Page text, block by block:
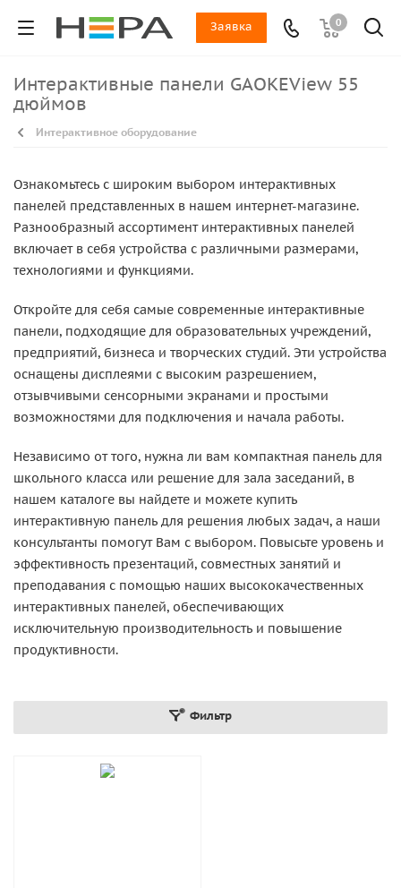
0
Заявка
Интерактивные панели GAOKEView 55
дюймов
Интерактивное оборудование
Ознакомьтесь с широким выбором интерактивных
панелей представленных в нашем интернет-магазине.
Разнообразный ассортимент интерактивных панелей
включает в себя устройства с различными размерами,
технологиями и функциями.
Откройте для себя самые современные интерактивные
панели, подходящие для образовательных учреждений,
предприятий, бизнеса и творческих студий. Эти устройства
оснащены дисплеями с высоким разрешением,
отзывчивыми сенсорными экранами и простыми
возможностями для подключения и начала работы.
Независимо от того, нужна ли вам компактная панель для
школьного класса или решение для зала заседаний, в
нашем каталоге вы найдете и можете купить
интерактивную панель для решения любых задач, а наши
консультанты помогут Вам с выбором. Повысьте уровень и
эффективность презентаций, совместных занятий и
преподавания с помощью наших высококачественных
интерактивных панелей, обеспечивающих
исключительную производительность и повышение
продуктивности.
Фильтр